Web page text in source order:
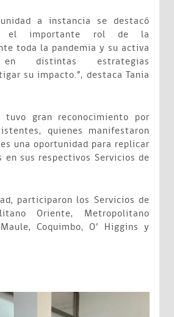
a instancia se destacó
el importante rol de la
toda la pandemia y su activa
en distintas estrategias
su impacto.”, destaca Tania
tuvo gran reconocimiento por
quienes manifestaron
una oportunidad para replicar
en sus respectivos Servicios de
participaron los Servicios de
Oriente, Metropolitano
Coquimbo, O’ Higgins y